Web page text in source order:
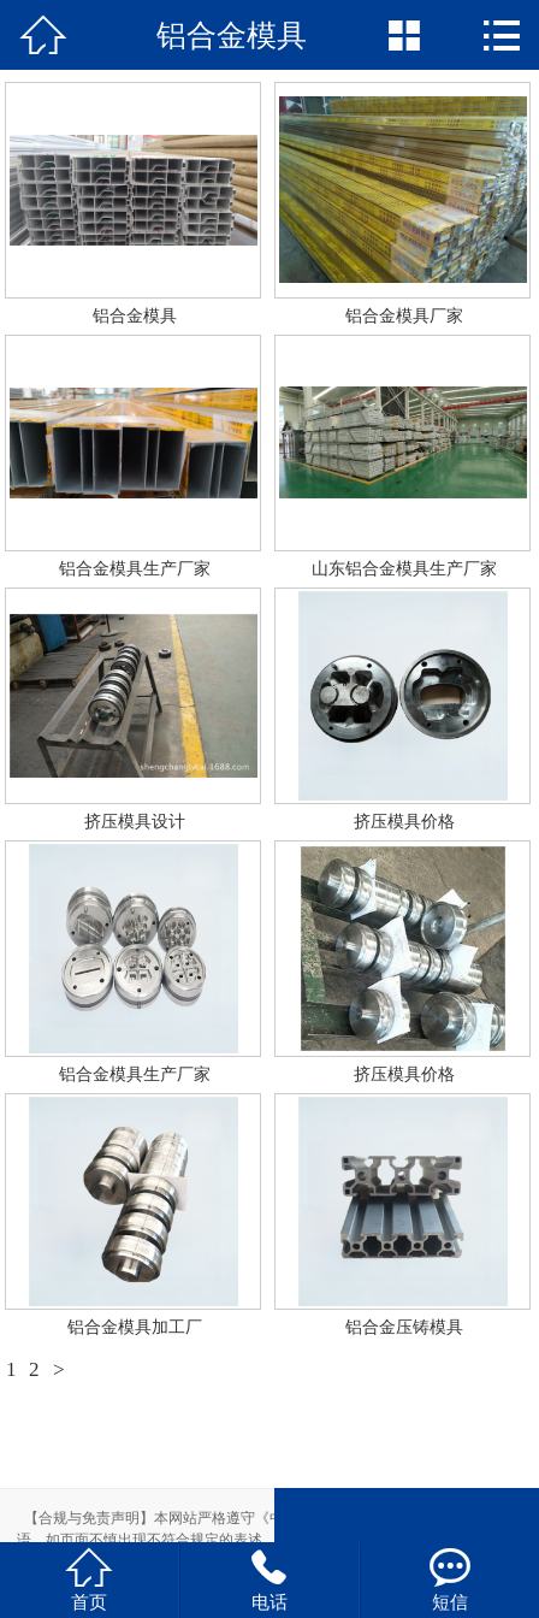
网站首页
产品中心
新闻动态
荣誉证书
产品检测
企业优势
在线留言
 铝合金模具  
铝合金模具 铝合金模具厂家
铝合金模具生产厂家 山东铝合金模具生产厂家
挤压模具设计 挤压模具价格
铝合金模具生产厂家 挤压模具价格
铝合金模具加工厂 铝合金压铸模具
1 2 >

首页

电话

短信
【合规与免责声明】本网站严格遵守《中华人民共和国广告法》，尽力规范用
语。如页面不慎出现不符合规定的表述，敬请联系我们，将立即更正；相关内容
仅供参考，不构成交易依据。
本站部分素材来自网络，如有侵权，请联系删除。